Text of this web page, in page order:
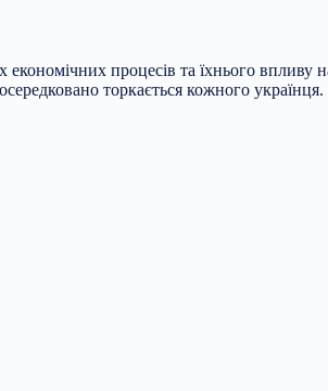
процесів та їхнього
торкається кожного